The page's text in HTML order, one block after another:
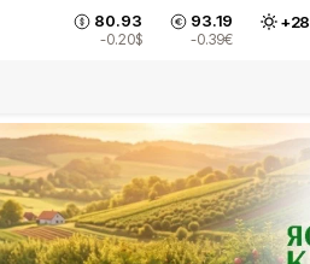
80.93
-0.20$
93.19
-0.39€
+28